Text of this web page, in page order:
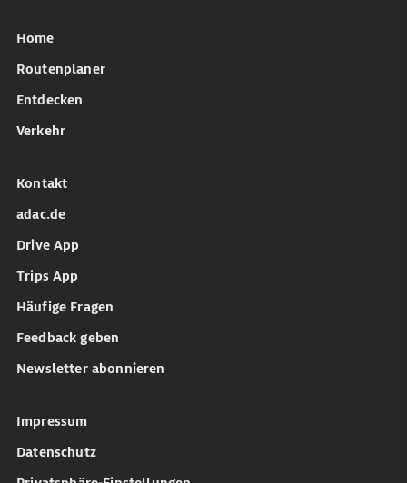
Home
Routenplaner
Entdecken
Verkehr
Kontakt
adac.de
Drive App
Trips App
Häufige Fragen
Feedback geben
Newsletter abonnieren
Impressum
Datenschutz